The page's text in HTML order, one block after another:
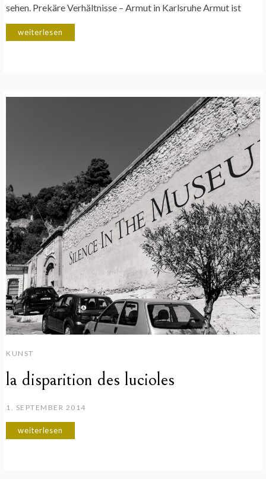
sehen. Prekäre Verhältnisse – Armut in Karlsruhe Armut ist
weiterlesen
KUNST
la disparition des lucioles
1. SEPTEMBER 2014
weiterlesen